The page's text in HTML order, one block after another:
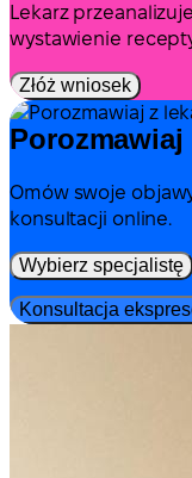
Lekarz
wystawienie
Złóż wniosek
Porozmawiaj
Omów swoje
konsultacji online.
Wybierz specjalistę
Konsultacja